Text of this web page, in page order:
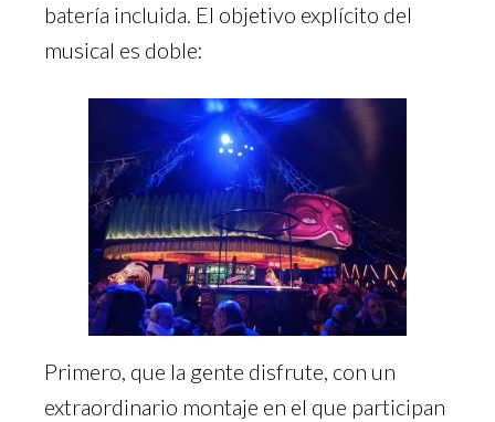
batería incluida. El objetivo explícito del
musical es doble:
Primero, que la gente disfrute, con un
extraordinario montaje en el que participan